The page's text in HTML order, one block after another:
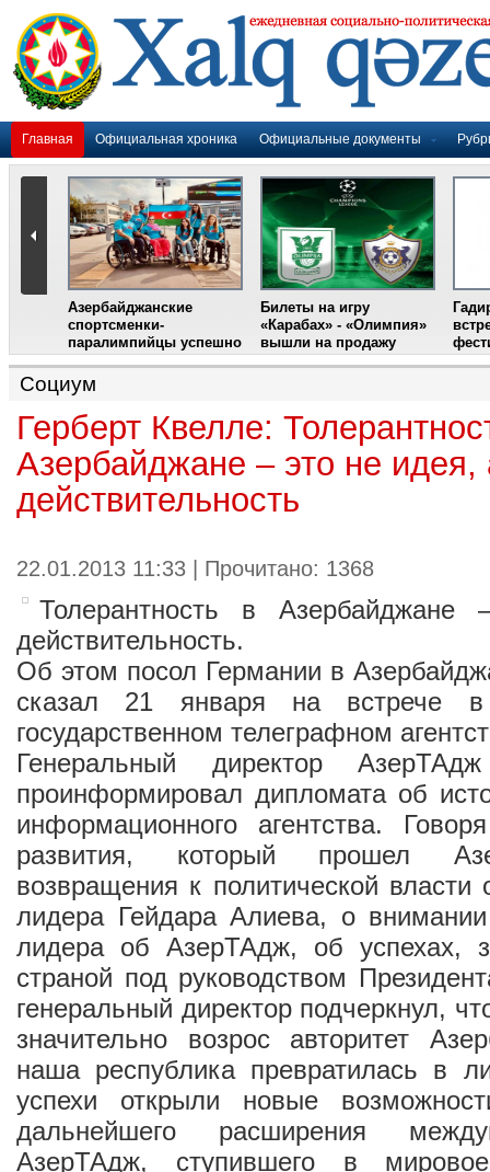
Главная Официальная хроника Официальные документы
Азербайджанские
спортсменки-
паралимпийцы успешно
выступили на III
Международном
фестивале парашютного
спорта
Билеты на игру
«Карабах» - «Олимпия»
вышли на продажу
Социум
Герберт Квелле:
Азербайджане – это не идея,
действительность
22.01.2013 11:33 | Прочитано: 1368
Толерантность в
действительность.
Об этом посол Германии в
сказал 21 января на встрече в
государственном телеграфном
Генеральный директор
проинформировал дипломата об
информационного агентства.
развития, который прошел
возвращения к политической власти
лидера Гейдара Алиева, о
лидера об АзерТАдж, об успехах,
страной под руководством
генеральный директор подчеркнул,
значительно возрос авторитет
наша республика превратилась в
успехи открыли новые
дальнейшего расширения
АзерТАдж, ступившего в